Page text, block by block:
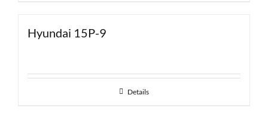
Hyundai 15P-9
Details